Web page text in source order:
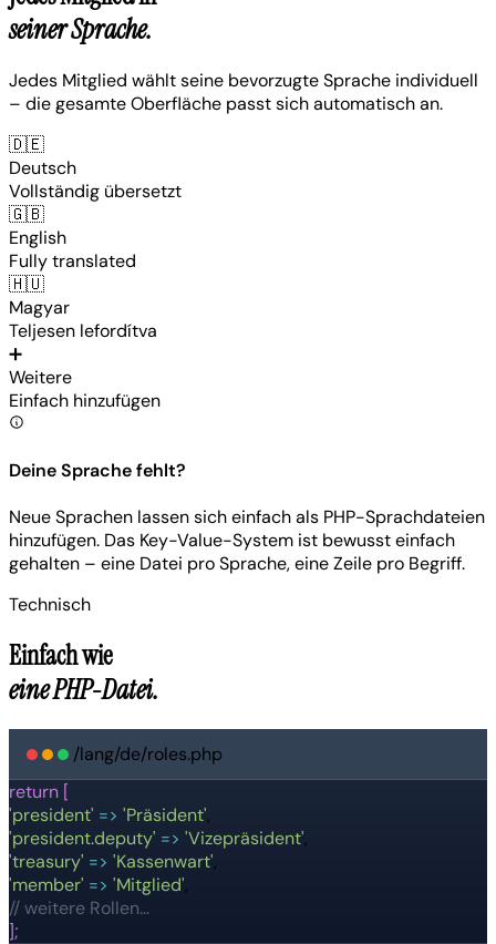
seiner Sprache.
Jedes Mitglied wählt seine bevorzugte Sprache individuell
– die gesamte Oberfläche passt sich automatisch an.
🇩🇪
Deutsch
Vollständig übersetzt
🇬🇧
English
Fully translated
🇭🇺
Magyar
Teljesen lefordítva
➕
Weitere
Einfach hinzufügen
Deine Sprache fehlt?
Neue Sprachen lassen sich einfach als PHP-Sprachdateien
hinzufügen. Das Key-Value-System ist bewusst einfach
gehalten – eine Datei pro Sprache, eine Zeile pro Begriff.
Technisch
Einfach wie
eine PHP-Datei.
/lang/de/roles.php
return [
'president' => 'Präsident',
'president.deputy' => 'Vizepräsident',
'treasury' => 'Kassenwart',
'member' => 'Mitglied',
// weitere Rollen...
];